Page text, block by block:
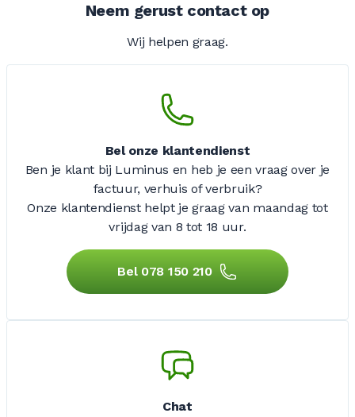
Neem gerust contact op
Wij helpen graag.
Bel onze klantendienst
Ben je klant bij Luminus en heb je een vraag over je
factuur, verhuis of verbruik?
Onze klantendienst helpt je graag van maandag tot
vrijdag van 8 tot 18 uur.
Bel 078 150 210
Chat